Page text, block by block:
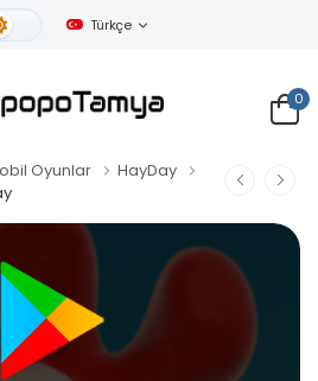
Gündüz Tema
Türkçe
0
Oyunlar
HayDay